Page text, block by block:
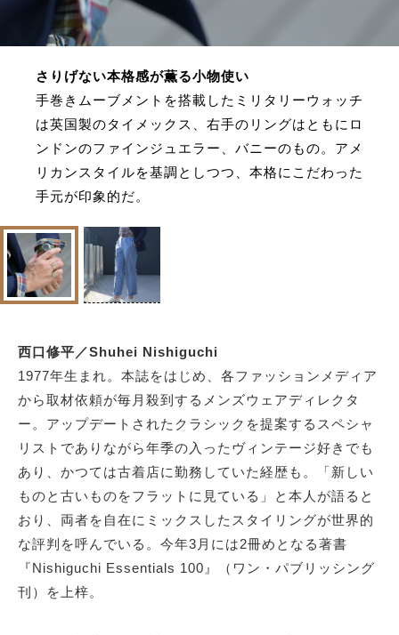
さりげない本格感が薫る小物使い
手巻きムーブメントを搭載したミリタリーウォッチ
は英国製のタイメックス、右手のリングはともにロ
ンドンのファインジュエラー、バニーのもの。アメ
リカンスタイルを基調としつつ、本格にこだわった
手元が印象的だ。
西口修平／Shuhei Nishiguchi
1977年生まれ。本誌をはじめ、各ファッションメディア
から取材依頼が毎月殺到するメンズウェアディレクタ
ー。アップデートされたクラシックを提案するスペシャ
リストでありながら年季の入ったヴィンテージ好きでも
あり、かつては古着店に勤務していた経歴も。「新しい
ものと古いものをフラットに見ている」と本人が語ると
おり、両者を自在にミックスしたスタイリングが世界的
な評判を呼んでいる。今年3月には2冊めとなる著書
『Nishiguchi Essentials 100』（ワン・パブリッシング
刊）を上梓。